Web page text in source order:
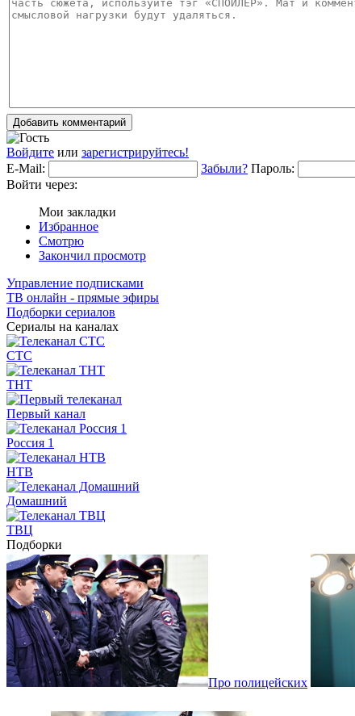
Добавить комментарий
Войдите или зарегистрируйтесь!
E-Mail:
Забыли? Пароль:
Войти через:
Мои закладки
Избранное
Смотрю
Закончил просмотр
Управление подписками
ТВ онлайн - прямые эфиры
Подборки сериалов
Сериалы на каналах
СТС
ТНТ
Первый канал
Россия 1
НТВ
Домашний
ТВЦ
Подборки
Про полицейских